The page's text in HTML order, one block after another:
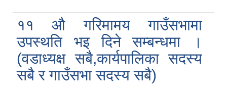
११ ‌‌‍औ गरिमामय गाउँसभामा
उपस्थति भइ दिने सम्बन्धमा ।
(वडाध्यक्ष सबै,कार्यपालिका सदस्य
सबै र गाउँसभा सदस्य सबै)